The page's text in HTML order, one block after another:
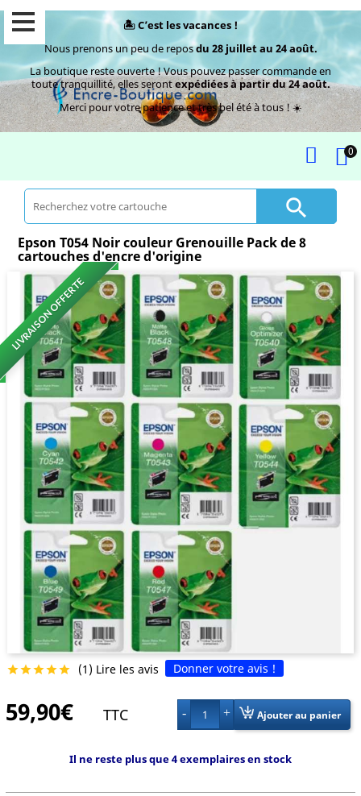
🏝️ C’est les vacances !
Nous prenons un peu de reposdu 28 juillet au 24 août.
La boutique reste ouverte ! Vous pouvez passer commande en
toute tranquillité, elles serontexpédiées à partir du 24 août.
Merci pour votre patience et très bel été à tous ! ☀️
0

Epson T054 Noir couleur Grenouille Pack de 8
cartouches d'encre d'origine
LIVRAISON OFFERTE
 (1) Lire les avis Donner votre avis !
59,90€ TTC 1 Ajouter au panier
Il ne reste plus que 4 exemplaires en stock